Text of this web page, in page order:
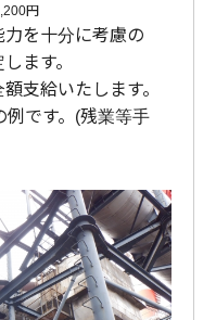
円
を十分に考慮の
ます。
支給いたします。
です。(残業等手